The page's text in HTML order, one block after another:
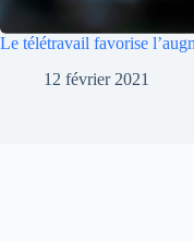
Le télétravail favorise
12 février 2021